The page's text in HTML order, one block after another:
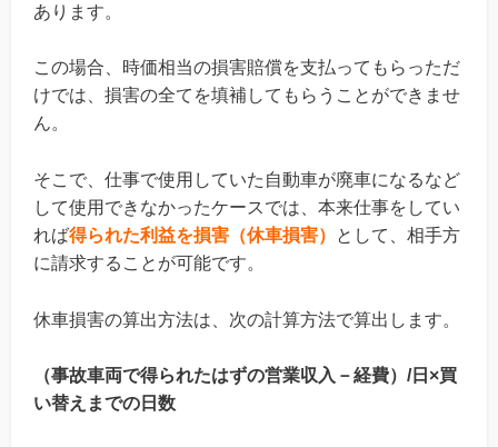
あります。
この場合、時価相当の損害賠償を支払ってもらっただ
けでは、損害の全てを填補してもらうことができませ
ん。
そこで、仕事で使用していた自動車が廃車になるなど
して使用できなかったケースでは、本来仕事をしてい
れば得られた利益を損害（休車損害）
として、相手方
に請求することが可能です。
休車損害の算出方法は、次の計算方法で算出します。
（事故車両で得られたはずの営業収入－経費）/日×買
い替えまでの日数